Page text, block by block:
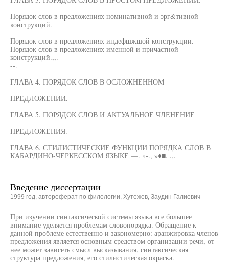
Порядок слов в предложениях номинативной и эрг&тивной
конструкций.
Порядок слов в предложениях индефшжшой конструкции.
Порядок слов в предложениях именной и причастной
конструкций.,,.—------------------------------------------------------------
--.
ГЛАВА 4. ПОРЯДОК СЛОВ В ОСЛОЖНЕННОМ
ПРЕДЛОЖЕНИИ.
ГЛАВА 5. ПОРЯДОК СЛОВ И АКТУАЛЬНОЕ ЧЛЕНЕНИЕ
ПРЕДЛОЖЕНИЯ.
ГЛАВА 6. СТИЛИСТИЧЕСКИЕ ФУНКЦИИ ПОРЯДКА СЛОВ В
КАБАРДИНО-ЧЕРКЕССКОМ ЯЗЫКЕ —. ч-., »♦■. .,.
Введение диссертации
1999 год, автореферат по филологии, Хутежев, Заудин Галиевич
При изучении синтаксической системы языка все большее
внимание уделяется проблемам словопорядка. Обращение к
данной проблеме естественно и закономерно: аранжировка членов
предложения является основным средством организации речи, от
нее может зависеть смысл высказывания, синтаксическая
структура предложения, его стилистическая окраска.